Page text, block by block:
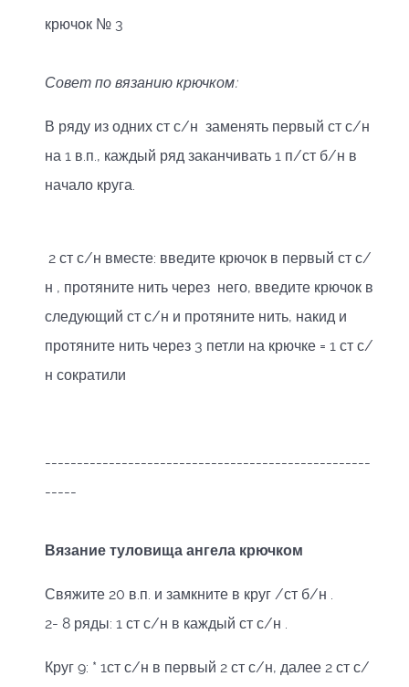
крючок № 3
Совет по вязанию крючком:
В ряду из одних ст с/н заменять первый ст с/н
на 1 в.п., каждый ряд заканчивать 1 п/ст б/н в
начало круга.
2 ст с/н вместе: введите крючок в первый ст с/
н , протяните нить через него, введите крючок в
следующий ст с/н и протяните нить, накид и
протяните нить через 3 петли на крючке = 1 ст с/
н сократили
---------------------------------------------------
-----
Вязание туловища ангела крючком
Свяжите 20 в.п. и замкните в круг /ст б/н .
2- 8 ряды: 1 ст с/н в каждый ст с/н .
Круг 9: * 1ст с/н в первый 2 ст с/н, далее 2 ст с/